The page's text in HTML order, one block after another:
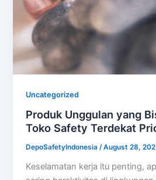
Uncategorized
Produk Unggulan yang
Toko Safety Terdekat
DepoSafetyIndonesia/August 28,
Keselamatan kerja itu penting,